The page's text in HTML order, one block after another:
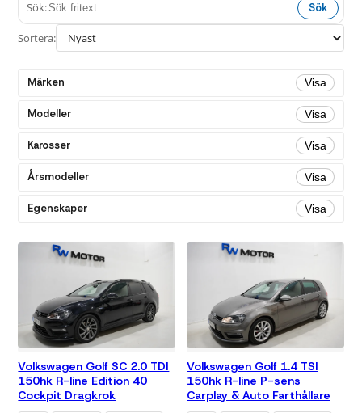
Fler
filter
Stäng
Bensin
Växellåda
Färg
Grå
Svart
Pris
Alla
Under 200
000 kr
Sök: Sök
Sortera:
Märken Visa
Modeller Visa
Karosser Visa
Årsmodeller Visa
Egenskaper Visa
Volkswagen Golf SC 2.0 TDI
150hk R-line Edition 40
Cockpit Dragkrok
Volkswagen Golf 1.4 TSI
150hk R-line P-sens
Carplay & Auto Farthållare